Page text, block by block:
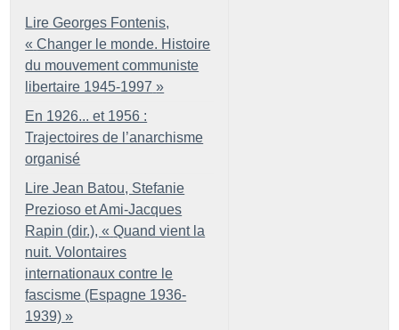
Lire Georges Fontenis,
« Changer le monde. Histoire
du mouvement communiste
libertaire 1945-1997 »
En 1926... et 1956 :
Trajectoires de l’anarchisme
organisé
Lire Jean Batou, Stefanie
Prezioso et Ami-Jacques
Rapin (dir.), « Quand vient la
nuit. Volontaires
internationaux contre le
fascisme (Espagne 1936-
1939) »